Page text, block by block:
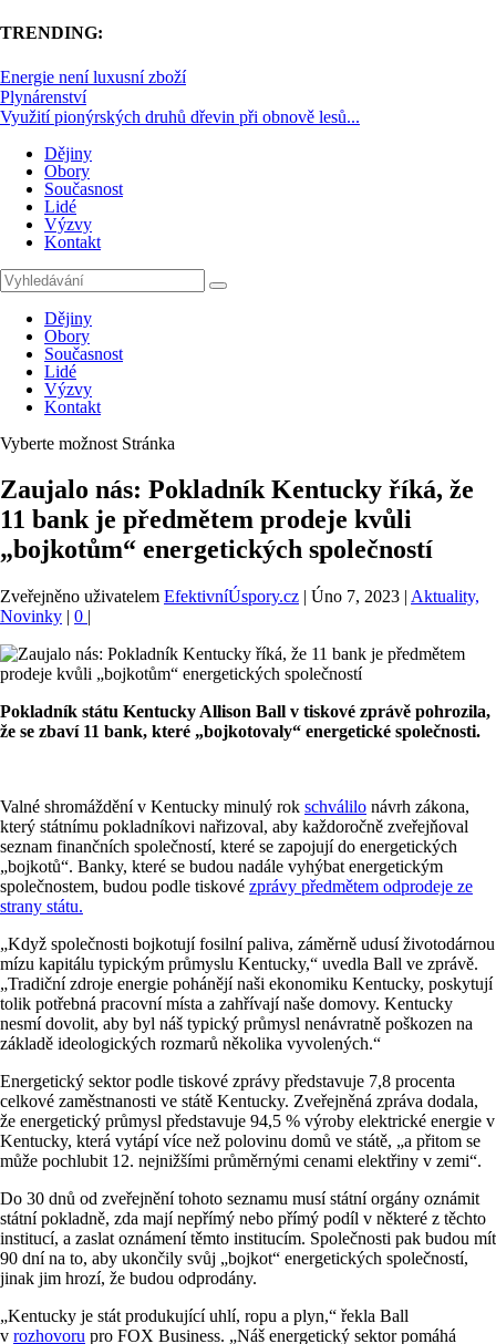
TRENDING:
Energie není luxusní zboží
Plynárenství
Využití pionýrských druhů dřevin při obnově lesů...
Dějiny
Obory
Současnost
Lidé
Výzvy
Kontakt
Dějiny
Obory
Současnost
Lidé
Výzvy
Kontakt
Vyberte možnost Stránka
Zaujalo nás: Pokladník Kentucky říká, že
11 bank je předmětem prodeje kvůli
„bojkotům“ energetických společností
Zveřejněno uživatelem EfektivníÚspory.cz | Úno 7, 2023 | Aktuality,
Novinky | 0 |
Pokladník státu Kentucky Allison Ball v tiskové zprávě pohrozila,
že se zbaví 11 bank, které „bojkotovaly“ energetické společnosti.
Valné shromáždění v Kentucky minulý rok schválilo návrh zákona,
který státnímu pokladníkovi nařizoval, aby každoročně zveřejňoval
seznam finančních společností, které se zapojují do energetických
„bojkotů“. Banky, které se budou nadále vyhýbat energetickým
společnostem, budou podle tiskové zprávy předmětem odprodeje ze
strany státu.
„Když společnosti bojkotují fosilní paliva, záměrně udusí životodárnou
mízu kapitálu typickým průmyslu Kentucky,“ uvedla Ball ve zprávě.
„Tradiční zdroje energie pohánějí naši ekonomiku Kentucky, poskytují
tolik potřebná pracovní místa a zahřívají naše domovy. Kentucky
nesmí dovolit, aby byl náš typický průmysl nenávratně poškozen na
základě ideologických rozmarů několika vyvolených.“
Energetický sektor podle tiskové zprávy představuje 7,8 procenta
celkové zaměstnanosti ve státě Kentucky. Zveřejněná zpráva dodala,
že energetický průmysl představuje 94,5 % výroby elektrické energie v
Kentucky, která vytápí více než polovinu domů ve státě, „a přitom se
může pochlubit 12. nejnižšími průměrnými cenami elektřiny v zemi“.
Do 30 dnů od zveřejnění tohoto seznamu musí státní orgány oznámit
státní pokladně, zda mají nepřímý nebo přímý podíl v některé z těchto
institucí, a zaslat oznámení těmto institucím. Společnosti pak budou mít
90 dní na to, aby ukončily svůj „bojkot“ energetických společností,
jinak jim hrozí, že budou odprodány.
„Kentucky je stát produkující uhlí, ropu a plyn,“ řekla Ball
v rozhovoru pro FOX Business. „Náš energetický sektor pomáhá